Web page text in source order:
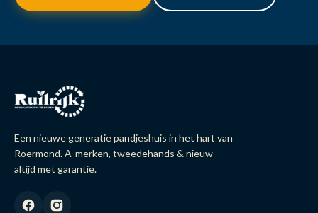
Een nieuwe generatie pandjeshuis in het hart van
Roermond. A-merken, tweedehands & nieuw —
altijd met garantie.